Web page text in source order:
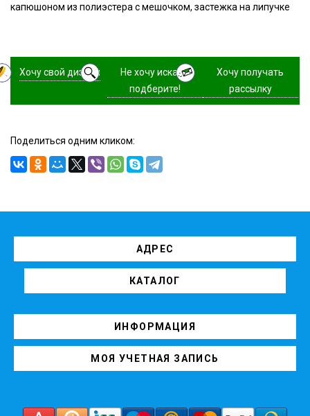
капюшоном из полиэстера с мешочком, застежка на липучке
Хочу свой дизайн
Не хочу искать,
подберите!
Хочу получать
рассылку
Поделиться одним кликом:
АДРЕС
КАТАЛОГ
ИНФОРМАЦИЯ
МОЯ УЧЕТНАЯ ЗАПИСЬ